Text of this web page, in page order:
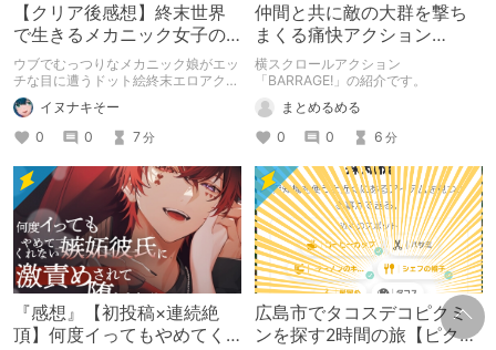
【クリア後感想】終末世界
で生きるメカニック女子の
エッチな日常を楽しめる良
ゲー！【放浪都市】
ウブでむっつりなメカニック娘がエッ
チな目に遭うドット絵終末エロアクシ
ョン！
イヌナキそー
0
0 7分
仲間と共に敵の大群を撃ち
まくる痛快アクション
「BARRAGE!」
横スクロールアクション
「BARRAGE!」の紹介です。
まとめるめる
0
0 6 分
『感想』【初投稿×連続絶
頂】何度イってもやめてく
広島市でタコスデコピクミ
ンを探す2時間の旅【ピクミ